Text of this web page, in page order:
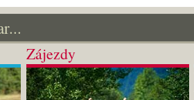
Zájezdy